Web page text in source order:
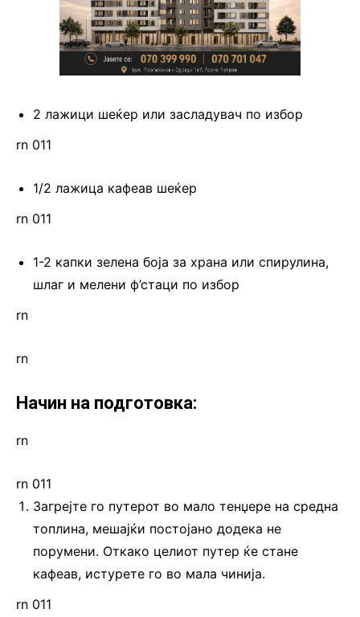
2 лажици шеќер или засладувач по избор
rn 011
1/2 лажица кафеав шеќер
rn 011
1-2 капки зелена боја за храна или спирулина,
шлаг и мелени ф’стаци по избор
rn
rn
Начин на подготовка:
rn
rn 011
Загрејте го путерот во мало тенџере на средна
топлина, мешајќи постојано додека не
порумени. Откако целиот путер ќе стане
кафеав, истурете го во мала чинија.
rn 011